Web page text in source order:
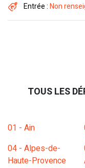
Entrée :Non
TOUS LES
01 - Ain
04 - Alpes-de-
Haute-Provence